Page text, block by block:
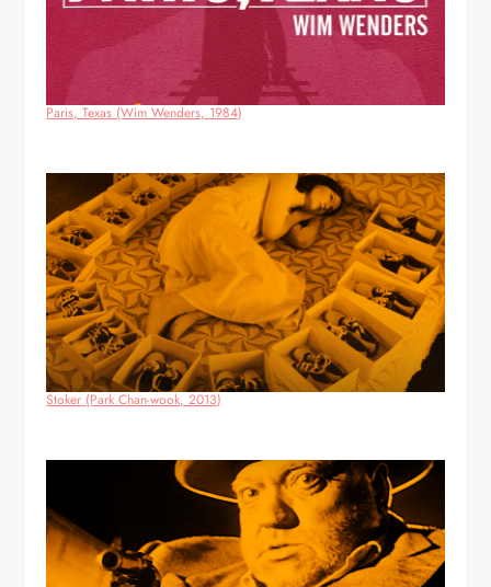
Paris, Texas (Wim Wenders, 1984)
Stoker (Park Chan-wook, 2013)